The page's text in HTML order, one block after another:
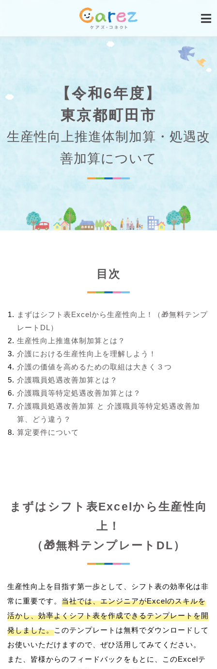
【令和6年度】
東京都町田市
生産性向上推進体制加算・処遇改
善加算について
目次
まずはシフト表Excelから生産性向上！（🎁無料テンプ
レートDL）
生産性向上推進体制加算とは？
介護における生産性向上を理解しよう！
介護の価値を高めるための取組は大きく３つ
介護職員処遇改善加算とは？
介護職員等特定処遇改善加算とは？
介護職員処遇改善加算 と 介護職員等特定処遇改善加
算、どう違う？
算定要件について
まずはシフト表Excelから生産性向
上！
（🎁無料テンプレートDL）
生産性向上を目指す第一歩として、シフト表の効率化は非
常に重要です。 当社では、エンジニアがExcelのスキルを
活かし、効率よくシフト表を作成できるテンプレートを開
発しました。このテンプレートは無料でダウンロードして
お使いいただけますので、ぜひ活用してみてください。
また、皆様からのフィードバックをもとに、このExcelテ